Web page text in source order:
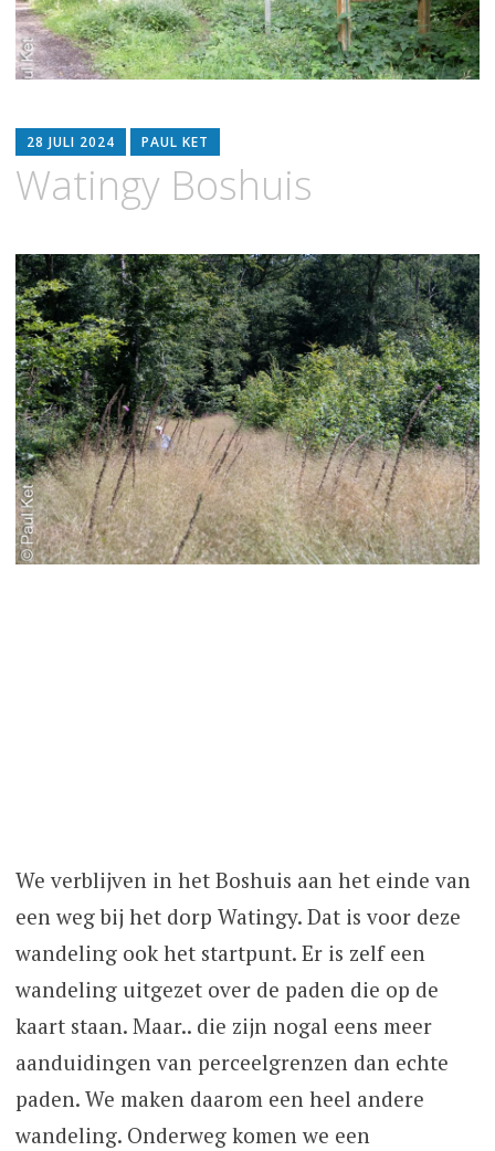
28 JULI 2024 PAUL KET
Watingy Boshuis
We verblijven in het Boshuis aan het einde van
een weg bij het dorp Watingy. Dat is voor deze
wandeling ook het startpunt. Er is zelf een
wandeling uitgezet over de paden die op de
kaart staan. Maar.. die zijn nogal eens meer
aanduidingen van perceelgrenzen dan echte
paden. We maken daarom een heel andere
wandeling. Onderweg komen we een